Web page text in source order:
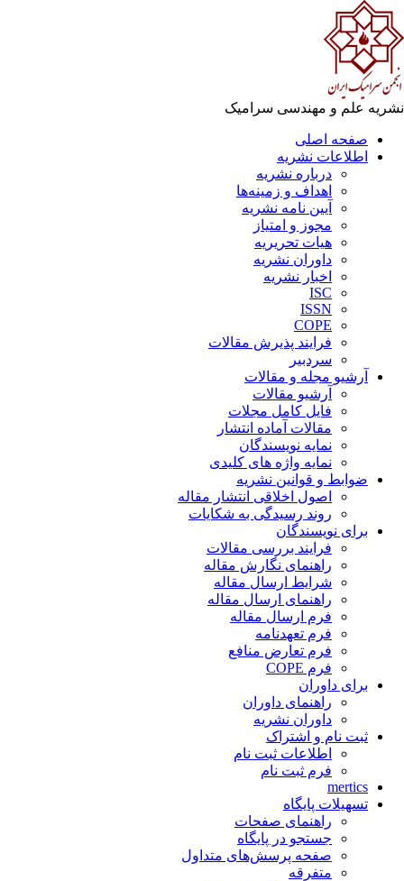
علم و مهندسی سرامیک
صفحه اصلی
اطلاعات نشریه
درباره نشریه
اهداف و زمینه‌ها
آیین نامه نشریه
مجوز و امتیاز
هیات تحریریه
داوران نشریه
اخبار نشریه
ISC
ISSN
COPE
فرایند پذیرش مقالات
سردبیر
آرشیو مجله و مقالات
آرشیو مقالات
فایل کامل مجلات
مقالات آماده انتشار
نمایه نویسندگان
نمایه واژه های کلیدی
ضوابط و قوانین نشریه
اصول اخلاقی انتشار مقاله
روند رسیدگی به شکایات
برای نویسندگان
فرایند بررسی مقالات
راهنمای نگارش مقاله
شرایط ارسال مقاله
راهنمای ارسال مقاله
فرم ارسال مقاله
فرم تعهدنامه
فرم تعارض منافع
فرم COPE
برای داوران
راهنمای داوران
داوران نشریه
ثبت نام و اشتراک
اطلاعات ثبت نام
فرم ثبت نام
mertics
تسهیلات پایگاه
راهنمای صفحات
جستجو در پایگاه
صفحه پرسش‌های متداول
متفرقه